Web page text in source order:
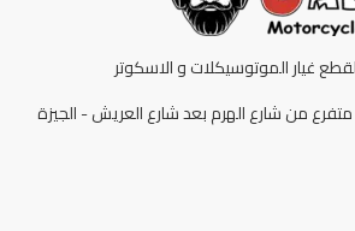
غيار الموتوسيكلات و الاسكوتر
من شارع الهرم بعد شارع العريش - الجيزة